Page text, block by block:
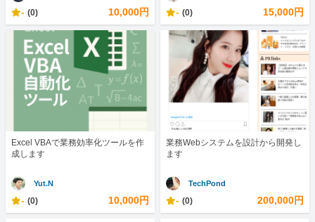
- (0) 10,000円 - (0) 15,000円
Excel VBAで業務効率化ツールを作
成します
Yut.N
- (0) 10,000円
業務Webシステムを設計から開発し
ます
TechPond
- (0) 200,000円